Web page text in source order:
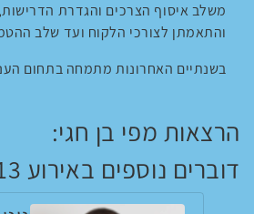
משלב איסוף הצרכים והגדרת
והתאמתן לצורכי הלקוח ועד שלב
בשנתיים האחרונות מתמחה בתחום
הרצאות מפי בן חגי:
דוברים נוספים באירוע Drp 2013